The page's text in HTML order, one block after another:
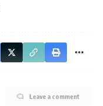
Leave a comment